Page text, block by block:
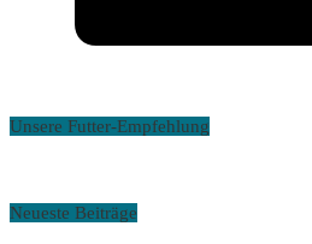
Unsere Futter-Empfehlung
Neueste Beiträge